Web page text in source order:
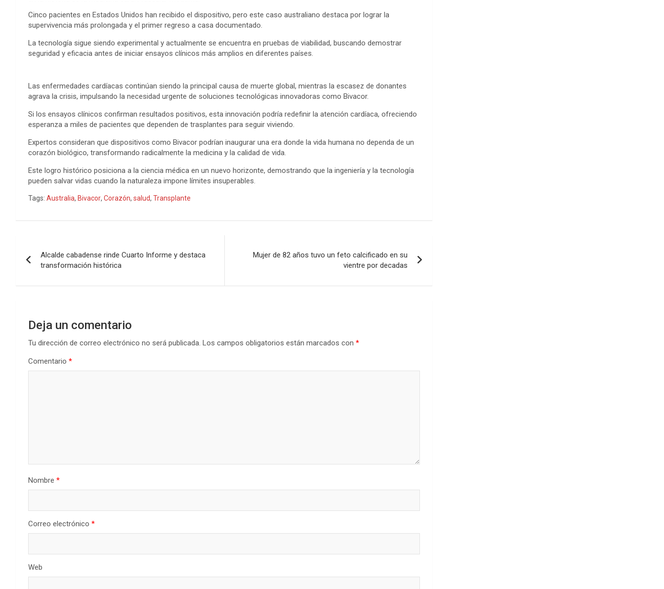
Cinco pacientes en Estados Unidos han recibido el dispositivo, pero este caso australiano destaca por lograr la
supervivencia más prolongada y el primer regreso a casa documentado.
La tecnología sigue siendo experimental y actualmente se encuentra en pruebas de viabilidad, buscando demostrar
seguridad y eficacia antes de iniciar ensayos clínicos más amplios en diferentes países.
Las enfermedades cardíacas continúan siendo la principal causa de muerte global, mientras la escasez de donantes
agrava la crisis, impulsando la necesidad urgente de soluciones tecnológicas innovadoras como Bivacor.
Si los ensayos clínicos confirman resultados positivos, esta innovación podría redefinir la atención cardíaca, ofreciendo
esperanza a miles de pacientes que dependen de trasplantes para seguir viviendo.
Expertos consideran que dispositivos como Bivacor podrían inaugurar una era donde la vida humana no dependa de un
corazón biológico, transformando radicalmente la medicina y la calidad de vida.
Este logro histórico posiciona a la ciencia médica en un nuevo horizonte, demostrando que la ingeniería y la tecnología
pueden salvar vidas cuando la naturaleza impone límites insuperables.
Tags: Australia, Bivacor, Corazón, salud, Transplante
de
entradas
Alcalde cabadense rinde Cuarto Informe y destaca
transformación histórica
Mujer de 82 años tuvo un feto calcificado en su
vientre por decadas
Deja un comentario
Tu dirección de correo electrónico no será publicada. Los campos obligatorios están marcados con *
Comentario *
Nombre *
Correo electrónico *
Web